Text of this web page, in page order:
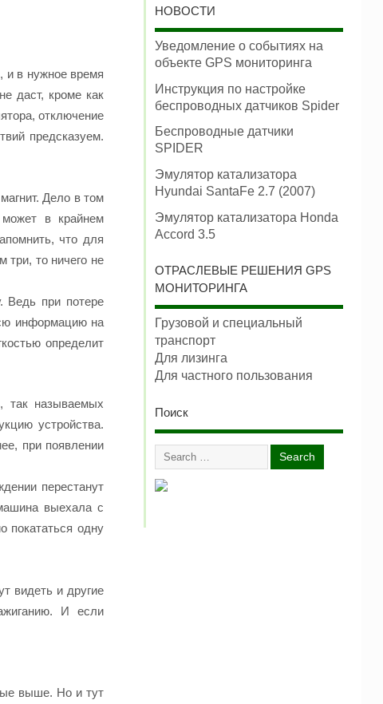
и в нужное время
даст, кроме как
отключение
предсказуем.
Дело в том
в крайнем
что для
то ничего не
Ведь при потере
информацию на
определит
так называемых
устройства.
при появлении
перестанут
выехала с
покататься одну
видеть и другие
И если
выше. Но и тут
НОВОСТИ
Уведомление о событиях на
объекте GPS мониторинга
Инструкция по настройке
беспроводных датчиков Spider
Беспроводные датчики
SPIDER
Эмулятор катализатора
Hyundai SantaFe 2.7 (2007)
Эмулятор катализатора Honda
Accord 3.5
ОТРАСЛЕВЫЕ РЕШЕНИЯ GPS
МОНИТОРИНГА
Грузовой и специальный
транспорт
Для лизинга
Для частного пользования
Поиск